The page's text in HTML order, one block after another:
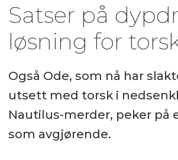
Satser på
løsning for
Også Ode, som nå har
utsett med torsk i
Nautilus-merder, peker på
som avgjørende.